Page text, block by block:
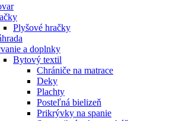
Plyšové hračky
a doplnky
Bytový textil
Chrániče na matrace
Deky
Plachty
Posteľná bielizeň
Prikrývky na spanie